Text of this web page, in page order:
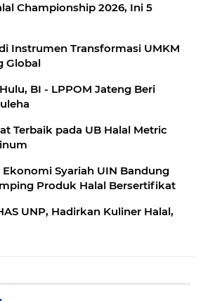
Championship 2026, Ini 5
Instrumen Transformasi UMKM
Global
BI - LPPOM Jateng Beri
Terbaik pada UB Halal Metric
Ekonomi Syariah UIN Bandung
Produk Halal Bersertifikat
UNP, Hadirkan Kuliner Halal,